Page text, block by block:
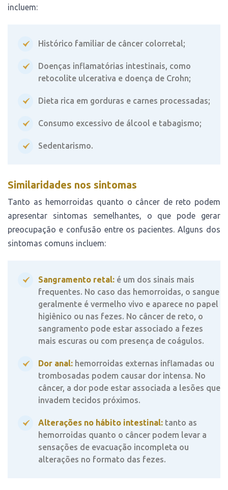
incluem:
Histórico familiar de câncer colorretal;
Doenças inflamatórias intestinais, como
retocolite ulcerativa e doença de Crohn;
Dieta rica em gorduras e carnes processadas;
Consumo excessivo de álcool e tabagismo;
Sedentarismo.
Similaridades nos sintomas
Tanto as hemorroidas quanto o câncer de reto podem
apresentar sintomas semelhantes, o que pode gerar
preocupação e confusão entre os pacientes. Alguns dos
sintomas comuns incluem:
Sangramento retal: é um dos sinais mais
frequentes. No caso das hemorroidas, o sangue
geralmente é vermelho vivo e aparece no papel
higiênico ou nas fezes. No câncer de reto, o
sangramento pode estar associado a fezes
mais escuras ou com presença de coágulos.
Dor anal: hemorroidas externas inflamadas ou
trombosadas podem causar dor intensa. No
câncer, a dor pode estar associada a lesões que
invadem tecidos próximos.
Alterações no hábito intestinal: tanto as
hemorroidas quanto o câncer podem levar a
sensações de evacuação incompleta ou
alterações no formato das fezes.